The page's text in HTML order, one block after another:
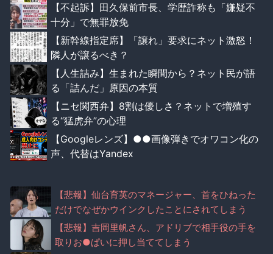
【不起訴】田久保前市長、学歴詐称も「嫌疑不
十分」で無罪放免
【新幹線指定席】「譲れ」要求にネット激怒！
隣人が譲るべき？
【人生詰み】生まれた瞬間から？ネット民が語
る「詰んだ」原因の本質
【ニセ関西弁】8割は優しさ？ネットで増殖す
る“猛虎弁”の心理
【Googleレンズ】●●画像弾きでオワコン化の
声、代替はYandex
【悲報】仙台育英のマネージャー、首をひねった
だけでなぜかウインクしたことにされてしまう
【悲報】吉岡里帆さん、アドリブで相手役の手を
取りお●ぱいに押し当ててしまう